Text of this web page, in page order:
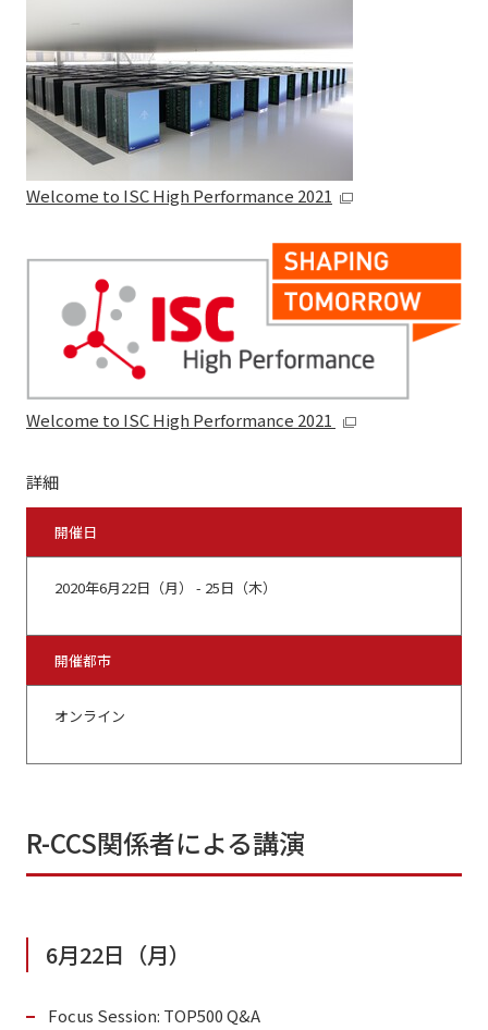
Welcome to ISC High Performance 2021
Welcome to ISC High Performance 2021
詳細
開催日
2020年6月22日（月） - 25日（木）
開催都市
オンライン
R-CCS関係者による講演
6月22日（月）
Focus Session: TOP500 Q&A